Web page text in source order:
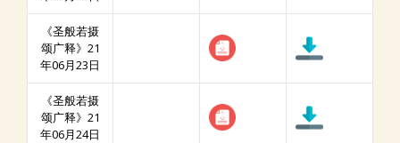
《圣般若摄
颂广释》21
年06月23日
《圣般若摄
颂广释》21
年06月24日